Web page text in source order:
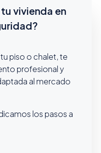
vivienda en
piso o chalet, te
profesional y
al mercado
los pasos a